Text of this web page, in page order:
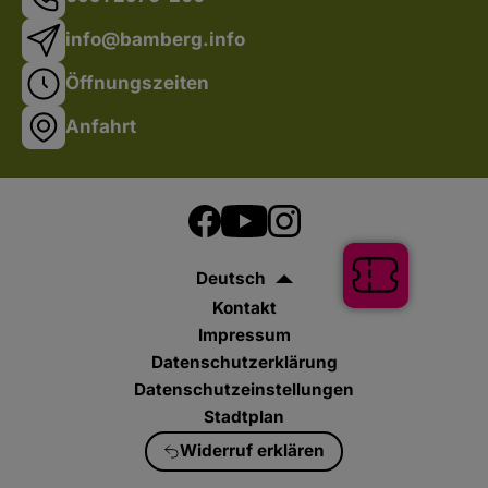
info@bamberg.info
Öffnungszeiten
Anfahrt
Deutsch
Kontakt
Impressum
Datenschutzerklärung
Datenschutzeinstellungen
Stadtplan
Widerruf erklären